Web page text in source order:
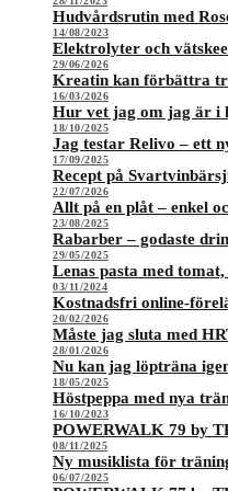
Hudvårdsrutin med
14/08/2023
Elektrolyter och
29/06/2026
Kreatin kan förbättra
16/03/2026
Hur vet jag om jag är i
18/10/2025
Jag testar Relivo – ett
17/09/2025
Recept på
22/07/2026
Allt på en plåt – enkel
23/08/2025
Rabarber – godaste
29/05/2025
Lenas pasta med
03/11/2024
Kostnadsfri online-
20/02/2026
Måste jag sluta med
28/01/2026
Nu kan jag löpträna
18/05/2025
Höstpeppa med nya
16/10/2023
POWERWALK 79 by
08/11/2025
Ny musiklista för
06/07/2025